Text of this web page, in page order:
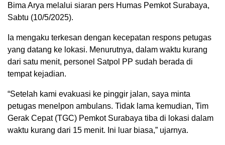
Bima Arya melalui siaran pers Humas Pemkot Surabaya,
Sabtu (10/5/2025).
Ia mengaku terkesan dengan kecepatan respons petugas
yang datang ke lokasi. Menurutnya, dalam waktu kurang
dari satu menit, personel Satpol PP sudah berada di
tempat kejadian.
“Setelah kami evakuasi ke pinggir jalan, saya minta
petugas menelpon ambulans. Tidak lama kemudian, Tim
Gerak Cepat (TGC) Pemkot Surabaya tiba di lokasi dalam
waktu kurang dari 15 menit. Ini luar biasa,” ujarnya.